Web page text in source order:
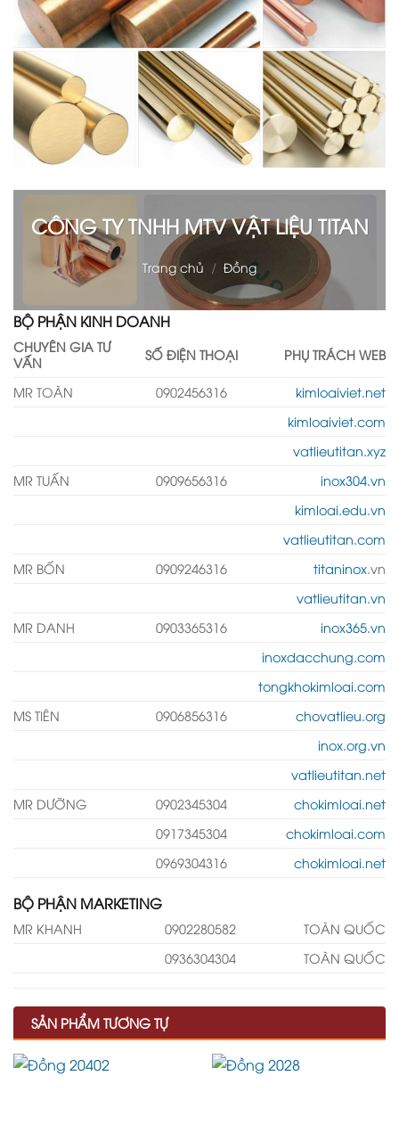
CÔNG TY TNHH MTV VẬT LIỆU TITAN
Trang chủ / Đồng
BỘ PHẬN KINH DOANH
CHUYÊN GIA TƯ
VẤN
SỐ ĐIỆN THOẠI PHỤ TRÁCH WEB
MR TOÀN 0902456316
kimloaiviet.net
kimloaiviet.com
vatlieutitan.xyz
MR TUẤN
0909656316
inox304.vn
kimloai.edu.vn
vatlieutitan.com
MR BỐN
0909246316 titaninox.vn
vatlieutitan.vn
MR DANH
0903365316
inox365.vn
inoxdacchung.com
tongkhokimloai.com
MS TIÊN
0906856316
chovatlieu.org
inox.org.vn
vatlieutitan.net
MR DƯỠNG
0902345304
chokimloai.net
0917345304
chokimloai.com
0969304316
chokimloai.net
BỘ PHẬN MARKETING
MR KHANH 0902280582
TOÀN QUỐC
0936304304
TOÀN QUỐC
SẢN PHẨM TƯƠNG TỰ